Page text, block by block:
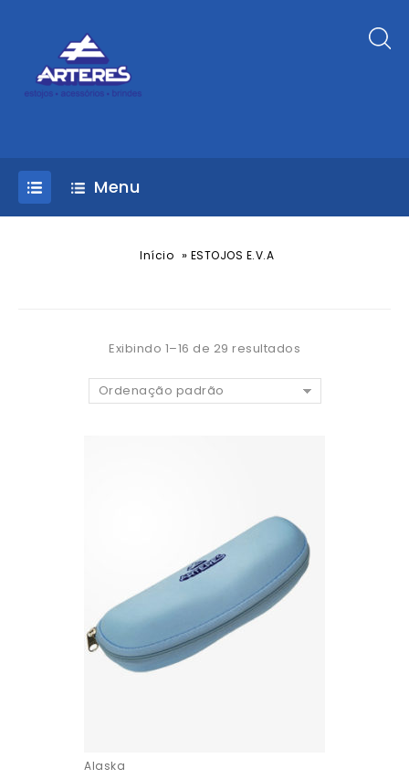
Menu
Início » ESTOJOS E.V.A
Exibindo 1–16 de 29 resultados
Ordenação padrão
Alaska